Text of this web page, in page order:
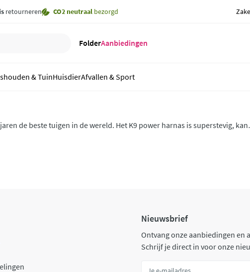
retourneren CO2 neutraal bezorgd
FolderAanbiedingen
& TuinHuisdierAfvallen & Sport
de beste tuigen in de wereld. Het K9 power harnas is superstevig, kan
Nieuwsbrief
Ontvang onze aanbiedingen en
Schrijf je direct in voor onze